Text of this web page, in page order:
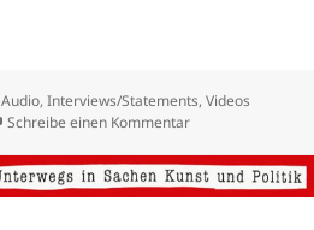
Kategorien
Audio,Interviews/Statements,Videos
Schreibe einen Kommentarzu „Nichts ist